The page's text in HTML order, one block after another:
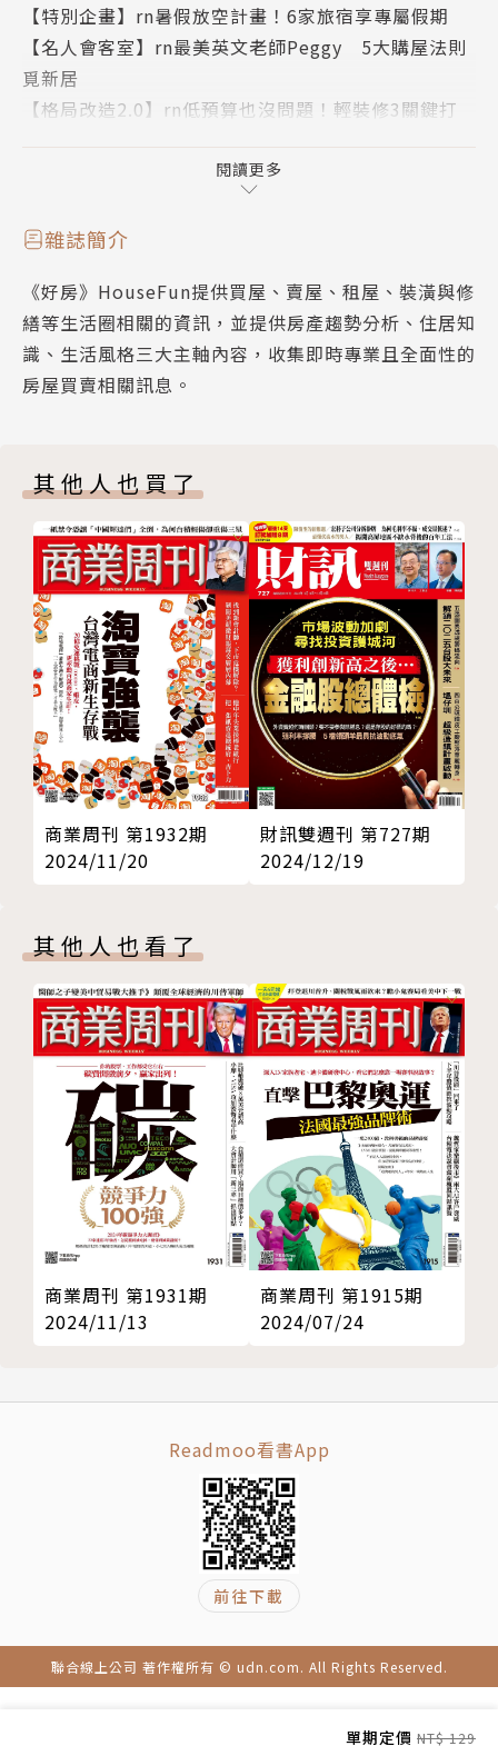
單期定價 NT$ 129
【特別企畫】rn暑假放空計畫！6家旅宿享專屬假期
【名人會客室】rn最美英文老師Peggy 5大購屋法則
覓新居
【格局改造2.0】rn低預算也沒問題！輕裝修3關鍵打
【生活選物】rn今夏正流行！藤製家具演繹時髦居家
【房市最前線】rn新興學區整夯！選對時機卡位賺房價
也賺身價
的這些事
【開運大補帖】rn2024下半年星座運勢解密
閱讀更多
雜誌簡介
《好房》HouseFun提供買屋、賣屋、租屋、裝潢與修
繕等生活圈相關的資訊，並提供房產趨勢分析、住居知
識、生活風格三大主軸內容，收集即時專業且全面性的
房屋買賣相關訊息。
其他人也買了
商業周刊 第1932期
2024/11/20
財訊雙週刊 第727期
2024/12/19
其他人也看了
商業周刊 第1931期
2024/11/13
商業周刊 第1915期
2024/07/24
Readmoo看書App
前往下載
聯合線上公司 著作權所有 © udn.com. All Rights Reserved.